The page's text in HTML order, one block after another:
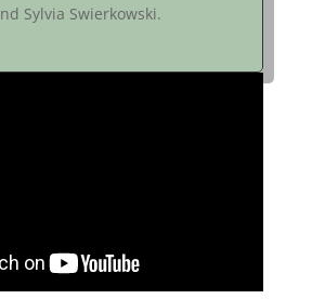
Sylvia Swierkowski.